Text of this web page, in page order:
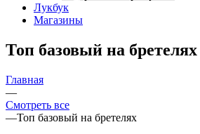
Лукбук
Магазины
Топ базовый на бретелях
Главная
—
Смотреть все
—Топ базовый на бретелях